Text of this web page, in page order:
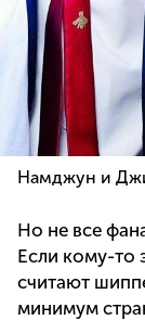
Намджун и
Но не все
Если кому-то
считают
минимум